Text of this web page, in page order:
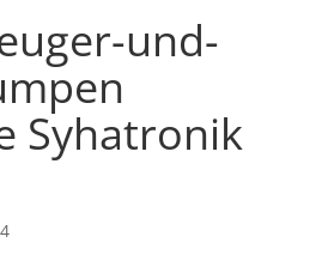
und-
Syhatronik